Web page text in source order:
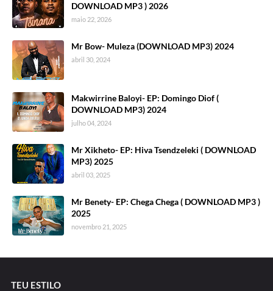
DOWNLOAD MP3 ) 2026
maio 22, 2026
Mr Bow- Muleza (DOWNLOAD MP3) 2024
abril 30, 2024
Makwirrine Baloyi- EP: Domingo Diof (
DOWNLOAD MP3) 2024
julho 04, 2024
Mr Xikheto- EP: Hiva Tsendzeleki ( DOWNLOAD
MP3) 2025
abril 03, 2025
Mr Benety- EP: Chega Chega ( DOWNLOAD MP3 )
2025
novembro 21, 2025
TEU ESTILO